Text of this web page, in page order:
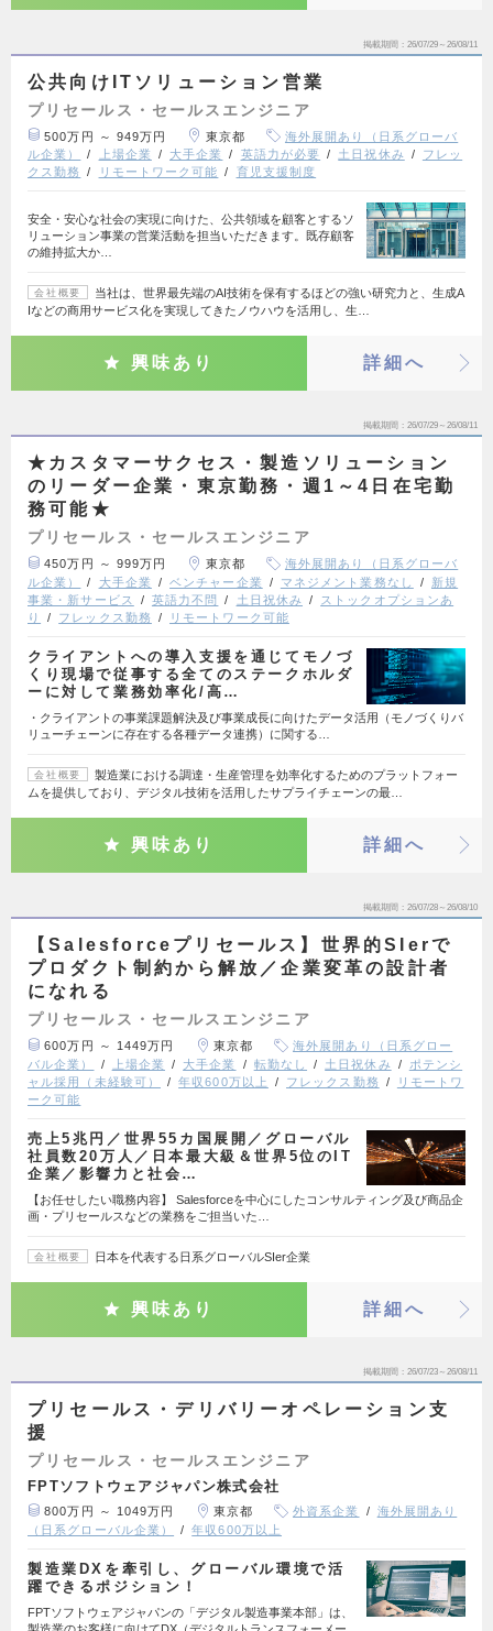
掲載期間 26/07/29～26/08/11
公共向けITソリューション営業
プリセールス・セールスエンジニア
500万円 ～ 949万円 東京都
海外展開あり（日系グローバ
ル企業）
上場企業 大手企業 英語力が必要 土日祝休み
フレッ
クス勤務
リモートワーク可能 育児支援制度
安全・安心な社会の実現に向けた、公共領域を顧客とするソ
リューション事業の営業活動を担当いただきます。既存顧客
の維持拡大か…
会社概要
当社は、世界最先端のAI技術を保有するほどの強い研究力と、生成A
Iなどの商用サービス化を実現してきたノウハウを活用し、生…
興味あり 詳細へ
掲載期間 26/07/29～26/08/11
★カスタマーサクセス・製造ソリューション
のリーダー企業・東京勤務・週1～4日在宅勤
務可能★
プリセールス・セールスエンジニア
450万円 ～ 999万円 東京都
海外展開あり（日系グローバ
ル企業）
大手企業 ベンチャー企業 マネジメント業務なし
新規
事業・新サービス
英語力不問 土日祝休み
ストックオプションあ
り
フレックス勤務 リモートワーク可能
クライアントへの導入支援を通じてモノづ
くり現場で従事する全てのステークホルダ
ーに対して業務効率化/高…
・クライアントの事業課題解決及び事業成長に向けたデータ活用（モノづくりバ
リューチェーンに存在する各種データ連携）に関する…
会社概要
製造業における調達・生産管理を効率化するためのプラットフォー
ムを提供しており、デジタル技術を活用したサプライチェーンの最…
興味あり 詳細へ
掲載期間 26/07/28～26/08/10
【Salesforceプリセールス】世界的SIerで
プロダクト制約から解放／企業変革の設計者
になれる
プリセールス・セールスエンジニア
600万円 ～ 1449万円 東京都
海外展開あり（日系グロー
バル企業）
上場企業 大手企業 転勤なし 土日祝休み
ポテンシ
ャル採用（未経験可）
年収600万以上 フレックス勤務
リモートワ
ーク可能
売上5兆円／世界55カ国展開／グローバル
社員数20万人／日本最大級＆世界5位のIT
企業／影響力と社会…
【お任せしたい職務内容】 Salesforceを中心にしたコンサルティング及び商品企
画・プリセールスなどの業務をご担当いた…
会社概要 日本を代表する日系グローバルSIer企業
興味あり 詳細へ
掲載期間 26/07/23～26/08/11
プリセールス・デリバリーオペレーション支
援
プリセールス・セールスエンジニア
FPTソフトウェアジャパン株式会社
800万円 ～ 1049万円 東京都 外資系企業
海外展開あり
（日系グローバル企業）
年収600万以上
製造業DXを牽引し、グローバル環境で活
躍できるポジション！
FPTソフトウェアジャパンの「デジタル製造事業本部」は、